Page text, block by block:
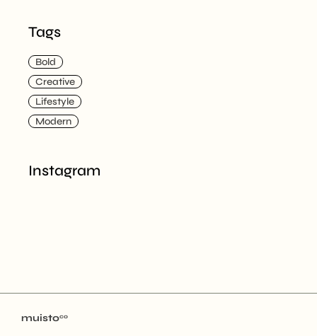
Tags
Bold
Creative
Lifestyle
Modern
Instagram
muistoco